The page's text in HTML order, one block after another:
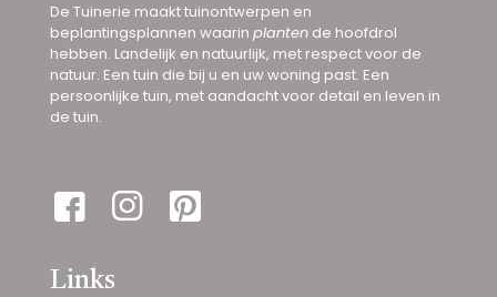
De Tuinerie maakt tuinontwerpen en
beplantingsplannen waarin planten de hoofdrol
hebben. Landelijk en natuurlijk, met respect voor de
natuur. Een tuin die bij u en uw woning past. Een
persoonlijke tuin, met aandacht voor detail en leven in
de tuin.
Links